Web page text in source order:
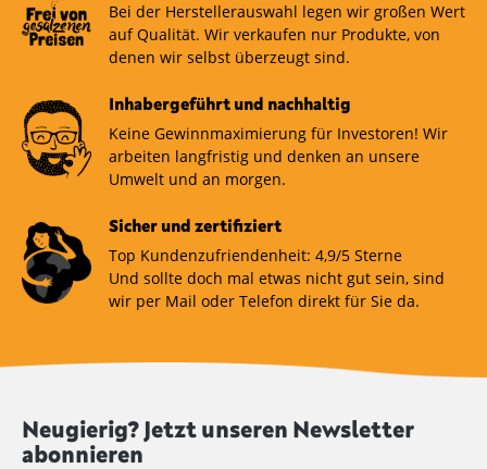
Bei der Herstellerauswahl legen wir großen Wert
auf Qualität. Wir verkaufen nur Produkte, von
denen wir selbst überzeugt sind.
Inhabergeführt und nachhaltig
Keine Gewinnmaximierung für Investoren! Wir
arbeiten langfristig und denken an unsere
Umwelt und an morgen.
Sicher und zertifiziert
Top Kundenzufriendenheit: 4,9/5 Sterne
Und sollte doch mal etwas nicht gut sein, sind
wir per Mail oder Telefon direkt für Sie da.
Neugierig? Jetzt unseren Newsletter
abonnieren